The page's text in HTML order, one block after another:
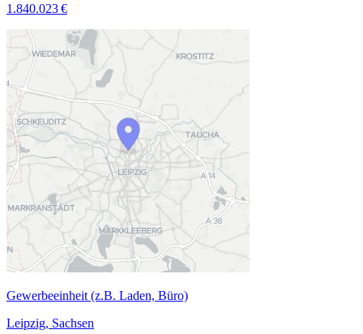
1.840.023 €
Gewerbeeinheit (z.B. Laden, Büro)
Leipzig, Sachsen